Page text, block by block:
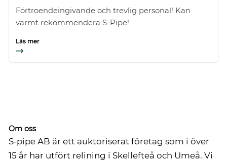
Förtroendeingivande och trevlig personal! Kan
varmt rekommendera S-Pipe!
Läs mer
Om oss
S-pipe AB är ett auktoriserat företag som i över
15 år har utfört relining i Skellefteå och Umeå. Vi